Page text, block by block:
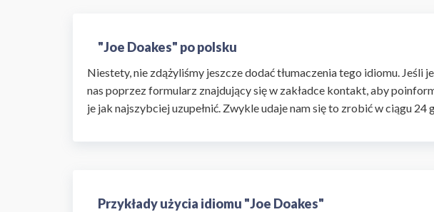
"Joe Doakes" po polsku
Niestety, nie zdążyliśmy jeszcze dodać tłumaczenia tego idiomu. Jeśli
nas poprzez formularz znajdujący się w zakładce kontakt, aby
je jak najszybciej uzupełnić. Zwykle udaje nam się to zrobić w ciągu 24
Przykłady użycia idiomu "Joe Doakes"